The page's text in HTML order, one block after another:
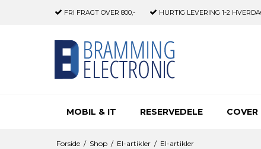
FRI FRAGT OVER 800,- HURTIG LEVERING 1-2
MOBIL & IT RESERVEDELE COVER
Forside / Shop / El-artikler / El-artikler